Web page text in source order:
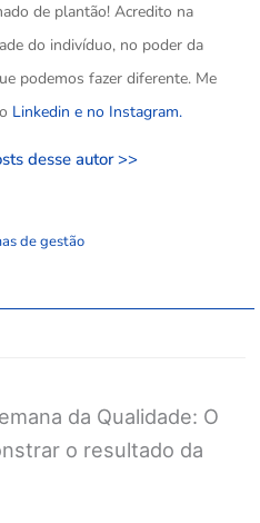
de plantão! Acredito na
do indivíduo, no poder da
podemos fazer diferente. Me
Linkedin e no Instagram.
desse autor >>
de gestão
da Qualidade: O
o resultado da